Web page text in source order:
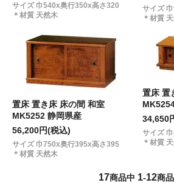
サイズ 巾540x奥行350x高さ320
＊材質 天然木
サイズ
＊材質
置床 置き床 床の間 和室
MK5252 静岡県産
56,200円(税込)
サイズ 巾750x奥行395x高さ395
＊材質 天然木
置床 置
34,650
サイズ
＊材質
17商品中 1-12商品